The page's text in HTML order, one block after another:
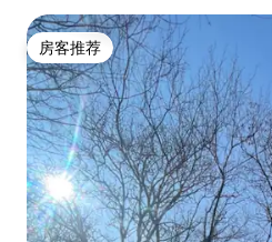
房客推荐
房客推荐